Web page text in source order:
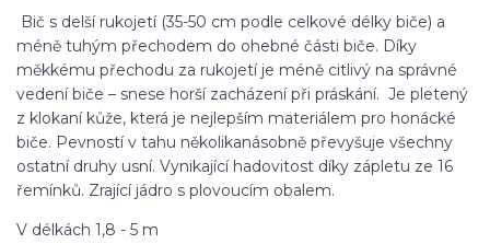
Bič s delší rukojetí (35-50 cm podle celkové délky biče) a
méně tuhým přechodem do ohebné části biče. Díky
měkkému přechodu za rukojetí je méně citlivý na správné
vedení biče – snese horší zacházení při práskání. Je pletený
z klokaní kůže, která je nejlepším materiálem pro honácké
biče. Pevností v tahu několikanásobně převyšuje všechny
ostatní druhy usní. Vynikající hadovitost díky zápletu ze 16
řemínků. Zrající jádro s plovoucím obalem.
V délkách 1,8 - 5 m